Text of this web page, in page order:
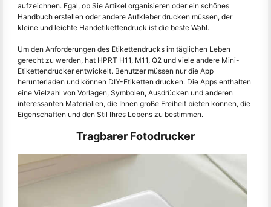
aufzeichnen. Egal, ob Sie Artikel organisieren oder ein schönes
Handbuch erstellen oder andere Aufkleber drucken müssen, der
kleine und leichte Handetikettendruck ist die beste Wahl.
Um den Anforderungen des Etikettendrucks im täglichen Leben
gerecht zu werden, hat HPRT H11, M11, Q2 und viele andere Mini-
Etikettendrucker entwickelt. Benutzer müssen nur die App
herunterladen und können DIY-Etiketten drucken. Die Apps enthalten
eine Vielzahl von Vorlagen, Symbolen, Ausdrücken und anderen
interessanten Materialien, die Ihnen große Freiheit bieten können, die
Eigenschaften und den Stil Ihres Lebens zu bestimmen.
Tragbarer Fotodrucker